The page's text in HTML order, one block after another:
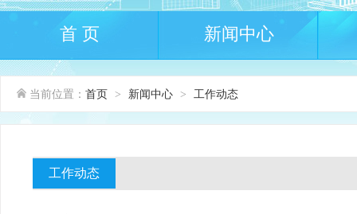
首 页 新闻中心
当前位置： 首页 > 新闻中心 > 工作动态
工作动态